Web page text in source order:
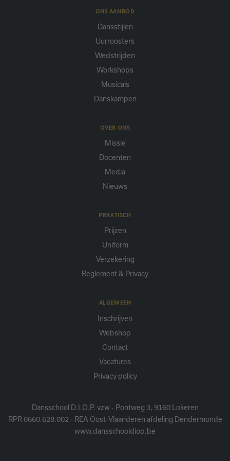
ONS AANBOD
Dansstijlen
Uurroosters
Wedstrijden
Workshops
Musicals
Danskampen
OVER ONS
Missie
Docenten
Media
Nieuws
PRAKTISCH
Prijzen
Uniform
Verzekering
Reglement & Privacy
ALGEMEEN
Inschrijven
Webshop
Contact
Vacatures
Privacy policy
Dansschool D.I.O.P. vzw - Pontweg 3, 9160 Lokeren
RPR 0660.628.002 - REA Oost-Vlaanderen afdeling Dendermonde
www.dansschooldiop.be